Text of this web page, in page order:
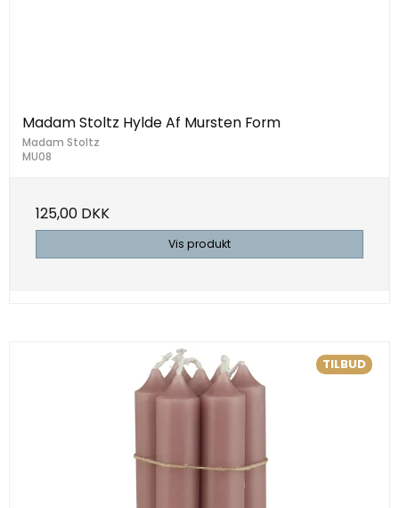
Madam Stoltz Hylde Af Mursten Form
Madam Stoltz
MU08
125,00 DKK
Vis produkt
TILBUD